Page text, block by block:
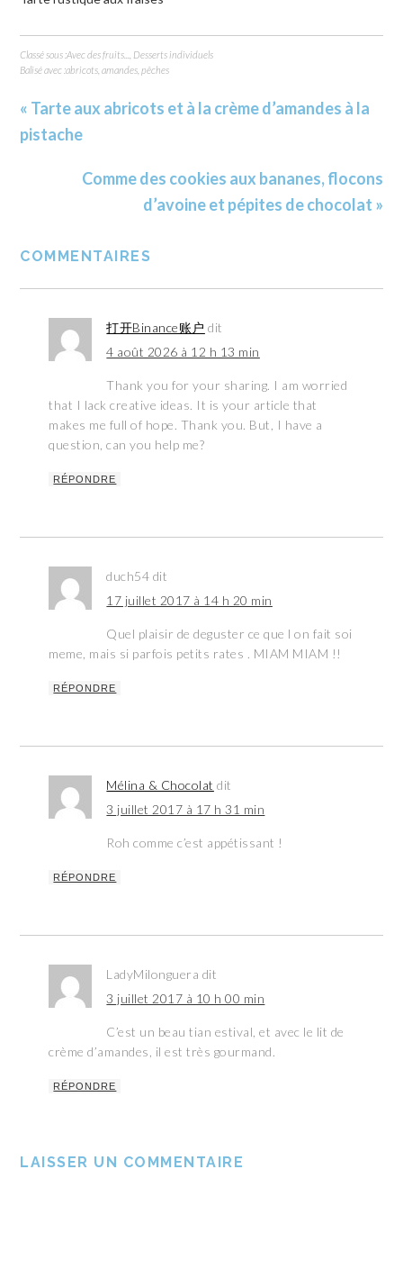
Classé sous :Avec des fruits...
Desserts individuels
Balisé avec :abricots ,amandes ,pêches
« Tarte aux abricots et à la crème d’amandes à la
pistache
Comme des cookies aux bananes, flocons
d’avoine et pépites de chocolat »
COMMENTAIRES
打开Binance账户 dit
4 août 2026 à 12 h 13 min
Thank you for your sharing. I am worried
that I lack creative ideas. It is your article that
makes me full of hope. Thank you. But, I have a
question, can you help me?
RÉPONDRE
duch54 dit
17 juillet 2017 à 14 h 20 min
Quel plaisir de deguster ce que l on fait soi
meme, mais si parfois petits rates . MIAM MIAM !!
RÉPONDRE
Mélina & Chocolat dit
3 juillet 2017 à 17 h 31 min
Roh comme c’est appétissant !
RÉPONDRE
LadyMilonguera dit
3 juillet 2017 à 10 h 00 min
C’est un beau tian estival, et avec le lit de
crème d’amandes, il est très gourmand.
RÉPONDRE
LAISSER UN COMMENTAIRE